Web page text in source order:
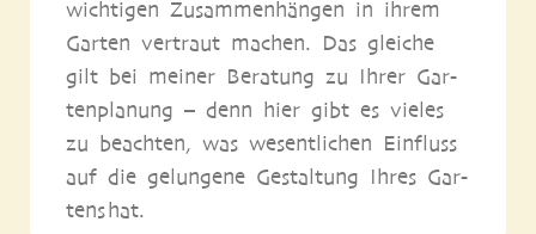
wich­ti­gen Zusam­men­hän­gen in ihrem
Gar­ten ver­traut machen. Das glei­che
gilt bei mei­ner Bera­tung zu Ihrer Gar­
ten­pla­nung – denn hier gibt es vie­les
zu beach­ten, was wesent­li­chen Ein­fluss
auf die gelun­ge­ne Gestal­tung Ihres Gar­
tens hat.